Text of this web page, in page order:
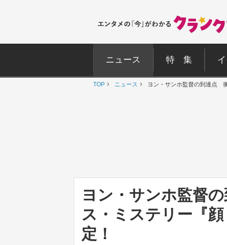
ニュース 特 集
TOP ニュース ヨン・サンホ監督の到達点
ヨン・サンホ監督
ス・ミステリー『
定！